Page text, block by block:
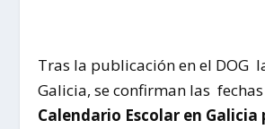
Tras la publicación en el DOG
Galicia, se confirman las
Calendario Escolar en Galicia